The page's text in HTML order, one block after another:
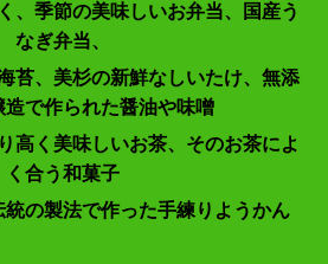
、季節の美味しいお弁当、国産う
なぎ弁当、
苔、美杉の新鮮なしいたけ、 無添
造で作られた醤油や味噌
高く美味しいお茶、そのお茶によ
く合う和菓子
統の製法で作った手練りようかん